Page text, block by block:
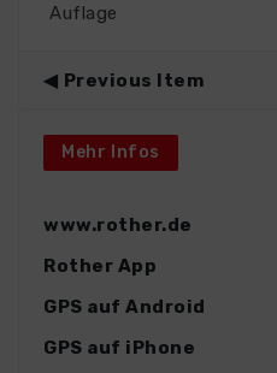
Auflage
Previous Item
Mehr Infos
www.rother.de
Rother App
GPS auf Android
GPS auf iPhone